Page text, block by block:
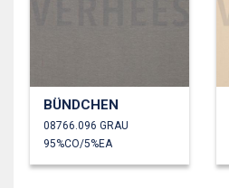
BÜNDCHEN
08766.096 GRAU
95%CO/5%EA